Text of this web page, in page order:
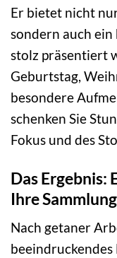
Er bietet nicht
sondern auch ein
stolz präsentiert
Geburtstag,
besondere
schenken Sie
Fokus und des
Das Ergebnis:
Ihre Sammlung
Nach getaner